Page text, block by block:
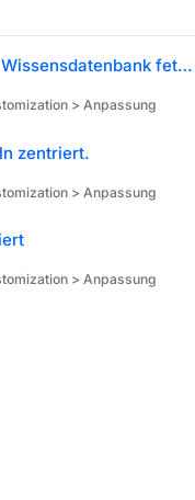
Wie man den Tabellenrand fett in der Wissensdatenbank fett macht
> Anpassung
zentriert.
> Anpassung
> Anpassung